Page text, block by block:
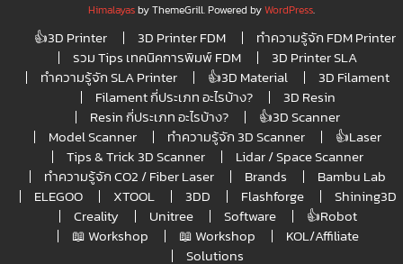
Himalayasby ThemeGrill. Powered byWordPress.
👍3D Printer 3D Printer FDM
ทำความรู้จัก FDM Printer
รวม Tips เทคนิคการพิมพ์ FDM
3D Printer SLA
ทำความรู้จัก SLA Printer
👍3D Material
3D Filament
Filament กี่ประเภท อะไรบ้าง?
3D Resin
Resin กี่ประเภท อะไรบ้าง?
👍3D Scanner
Model Scanner
ทำความรู้จัก 3D Scanner
👍Laser
Tips & Trick 3D Scanner
Lidar / Space Scanner
ทำความรู้จัก CO2 / Fiber Laser
Brands
Bambu Lab
ELEGOO
XTOOL 3DD Flashforge
Shining3D
Creality
Unitree Software
👍Robot
📖 Workshop
📖 Workshop
KOL/Affiliate
Solutions